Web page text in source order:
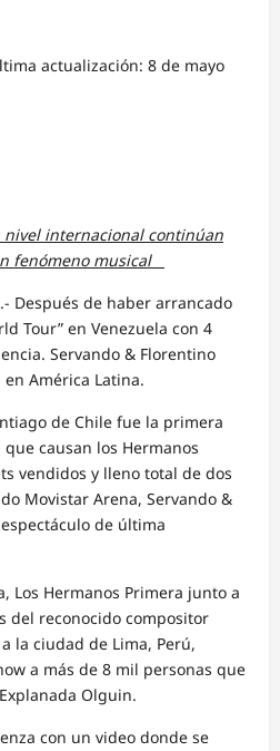
actualización: 8 de mayo
nivel internacional continúan
fenómeno musical
Después de haber arrancado
Tour” en Venezuela con 4
Servando & Florentino
América Latina.
de Chile fue la primera
causan los Hermanos
vendidos y lleno total de dos
Movistar Arena, Servando &
de última
Los Hermanos Primera junto a
del reconocido compositor
la ciudad de Lima, Perú,
a más de 8 mil personas que
Olguin.
con un video donde se